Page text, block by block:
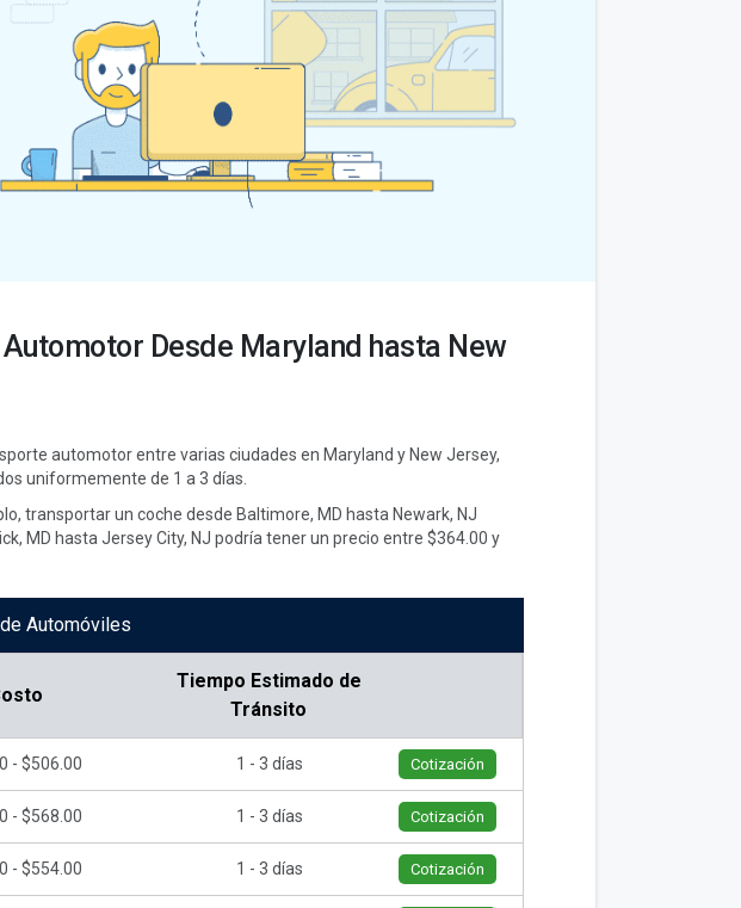
Desde Maryland hasta New
automotor entre varias ciudades en Maryland y New Jersey,
uniformemente de 1 a 3 días.
transportar un coche desde Baltimore, MD hasta Newark, NJ
MD hasta Jersey City, NJ podría tener un precio entre $364.00 y
Automóviles
Tiempo Estimado de
Tránsito
- $506.00 1 - 3 días Cotización
- $568.00 1 - 3 días Cotización
- $554.00 1 - 3 días Cotización